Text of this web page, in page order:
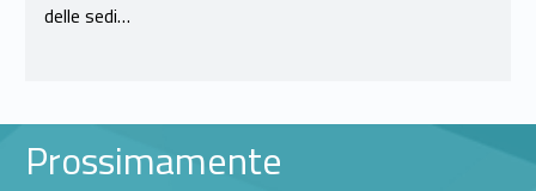
delle sedi…
Prossimamente